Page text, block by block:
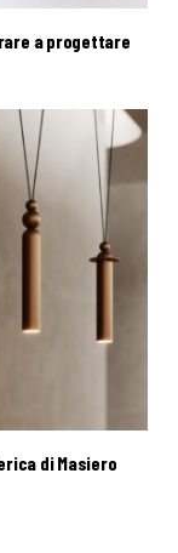
a progettare
di Masiero